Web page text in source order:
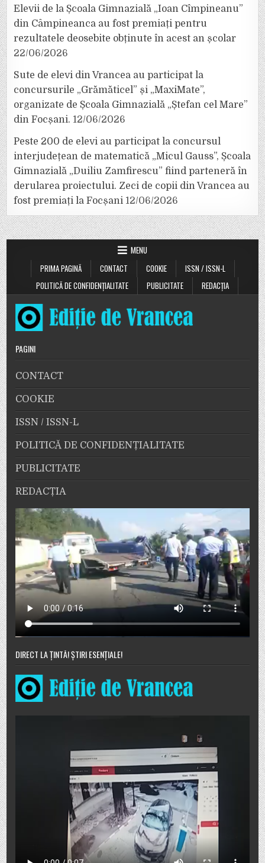
Elevii de la Școala Gimnazială „Ioan Cîmpineanu”
din Câmpineanca au fost premiați pentru
rezultatele deosebite obținute în acest an școlar
22/06/2026
Sute de elevi din Vrancea au participat la
concursurile „Grămăticel” și „MaxiMate”,
organizate de Școala Gimnazială „Ștefan cel Mare”
din Focșani. 12/06/2026
Peste 200 de elevi au participat la concursul
interjudețean de matematică „Micul Gauss”, Școala
Gimnazială „Duiliu Zamfirescu” fiind parteneră în
derularea proiectului. Zeci de copii din Vrancea au
fost premiați la Focșani 12/06/2026
MENU
PRIMA PAGINĂ
CONTACT COOKIE
ISSN / ISSN-L
POLITICĂ DE CONFIDENȚIALITATE
PUBLICITATE REDACȚIA
PAGINI
CONTACT
COOKIE
ISSN / ISSN-L
POLITICĂ DE CONFIDENȚIALITATE
PUBLICITATE
REDACȚIA
DIRECT LA ȚINTĂ! ȘTIRI ESENȚIALE!